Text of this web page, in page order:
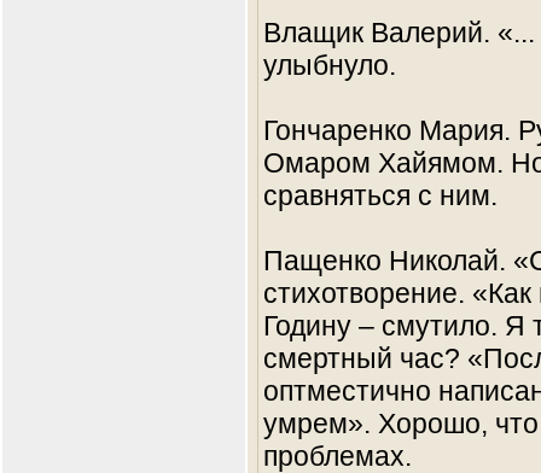
Влащик Валерий. «...
улыбнуло.
Гончаренко Мария.
Омаром Хайямом.
сравняться с ним.
Пащенко Николай.
стихотворение.
Годину – смутило. Я
смертный час?
оптместично
умрем». Хорошо,
проблемах.